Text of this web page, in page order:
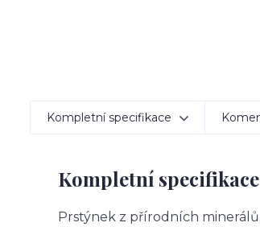
Kompletní specifikace
Kompletní specifikace
Prstýnek z přírodních